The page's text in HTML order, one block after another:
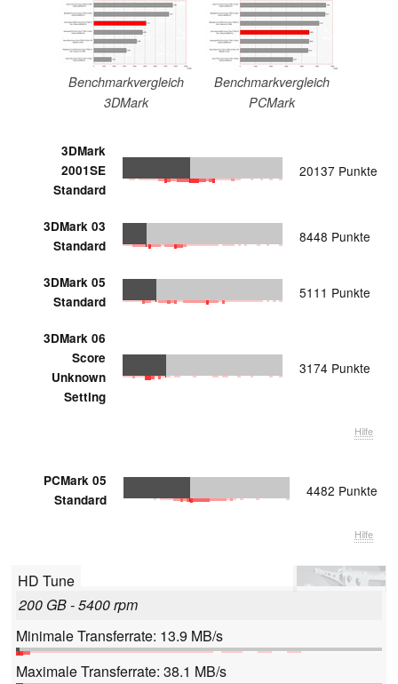
Benchmarkvergleich
3DMark
Benchmarkvergleich
PCMark
3DMark
2001SE
Standard
20137 Punkte
3DMark 03
Standard
8448 Punkte
3DMark 05
Standard
5111 Punkte
3DMark 06
Score
Unknown
Setting
3174 Punkte
Hilfe
PCMark 05
Standard
4482 Punkte
Hilfe
HD Tune
200 GB - 5400 rpm
Minimale Transferrate: 13.9 MB/s
Maximale Transferrate: 38.1 MB/s